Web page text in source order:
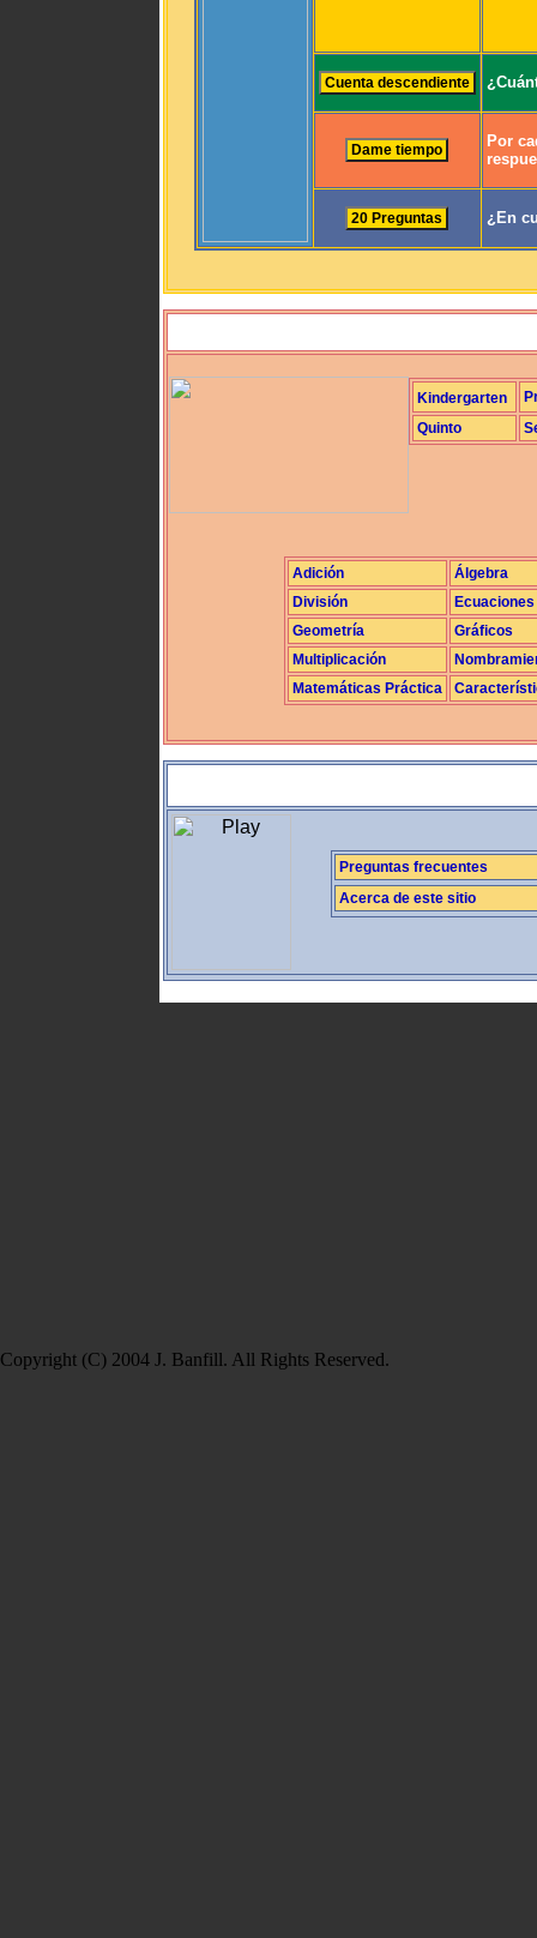
Por
¿En
Kindergarten
Quinto
Adición
Álgebra
División
Ecuaciones
Geometría
Gráficos
Multiplicación
Matemáticas Práctica
Preguntas frecuentes
Acerca de este sitio
Copyright (C) 2004 J. Banfill. All Rights Reserved.